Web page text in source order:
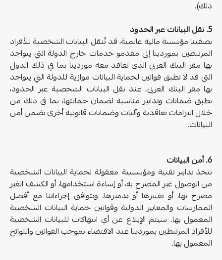
ذلك).
5. نقل البيانات عبر الحدود
بصفتنا مؤسسة مالية عالمية، قد تُنقل البيانات الشخصية للأفراد
المرتبطين بموردينا إلى مقدمو خدمات خارج الدولة التي يتواجد
بها مقر البنك العربي الذي تعاقد معه موردينا بما في ذلك الدول
التي قد لا تطبق قوانين لحماية البيانات موازية للدولة التي يتواجد
بها مقر البنك العربي. عند نقل البيانات الشخصية عبر الحدود،
نطبق ضمانات وتدابير مناسبة لضمان حمايتها، بما في ذلك من
خلال التزامات تعاقدية وآليات وضمانات قانونية أخرى تضمن أمن
البيانات.
6. أمن البيانات
نتخذ تدابير تقنية ومؤسسية معقولة لحماية البيانات الشخصية
من الوصول غير المصرح به، أو إساءة استخدامها، أو الكشف الغير
مصرح بها، أو تغييرها أو تدميرها. وتتوافق إجراءاتنا مع أفضل
الممارسات والمعايير الدولية وقوانين حماية البيانات الشخصية
المعمول بها. سيتم الإبلاغ عن أي انتهاكات للبيانات الشخصية
للأفراد المرتبطين بموردينا عند الاقتضاء بموجب القوانين واللوائح
المعمول بها.